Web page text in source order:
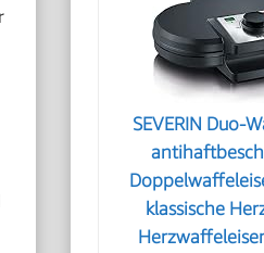
SEVERIN Duo-
klassische